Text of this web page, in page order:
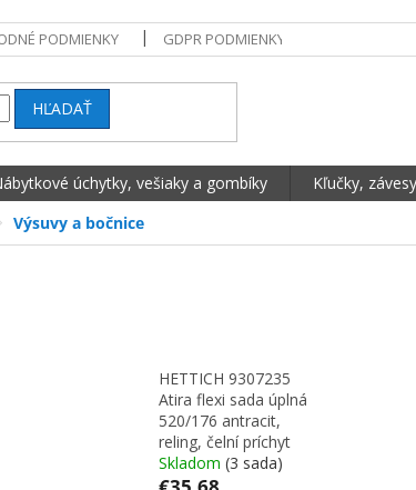
PODMIENKY GDPR PODMIENKY OCHRANY
HĽADAŤ
úchytky, vešiaky a gombíky Kľučky,
Výsuvy a bočnice
HETTICH 9307235
Atira flexi sada úplná
520/176 antracit,
reling, čelní príchyt
Skladom (3 sada)